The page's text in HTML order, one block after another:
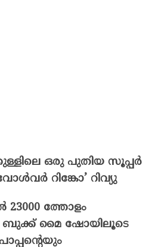
ഒരു പുതിയ സൂപ്പർ
റിങ്കോ’ റിവ്യു
23000 ത്തോളം
ബുക്ക് മൈ ഷോയിലൂടെ